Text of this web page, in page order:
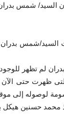
السيد/ شمس
شمس بدران ،
لم تظهر
ظهرت حتى
لوصوله إلى
محمد حسنين هيكل